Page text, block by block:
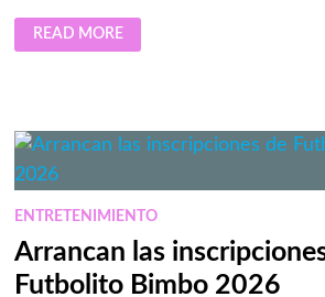
POR
QUÉ
EXJUGADORES
RECURRIENDO
A
LOS
PSICODÉLICOS
PARA
SANAR
SUS
READ MORE
ENTRETENIMIENTO
Arrancan las
Futbolito Bimbo 2026